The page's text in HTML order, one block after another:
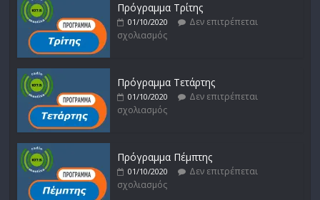
Πρόγραμμα Τρίτης
01/10/2020
Δεν επιτρέπεται
σχολιασμός
Πρόγραμμα Τετάρτης
01/10/2020
Δεν επιτρέπεται
σχολιασμός
Πρόγραμμα Πέμπτης
01/10/2020
Δεν επιτρέπεται
σχολιασμός